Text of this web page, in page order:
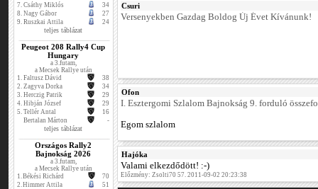
7. Csáthy Miklós
34
8. Nagy Gábor
27
9. Ruszkai Attila 24
teljes táblázat
Peugeot 208 Rally4 Cup
Hungary
a 3.futam,
a Mecsek Rallye után
1. Faltusz Dávid
38
2. Zagyva Dorka
34
3. Herczig Patrik
29
4. Hibján József
29
5. Tellér Antal
16
Bertalan Márton
-
teljes táblázat
Országos Rally2
Bajnokság 2026
a 3.futam,
a Mecsek Rallye után
1.Békési Richárd
70
2.Himmer Attila
51
Csuri
Versenyekben Gazdag Boldog Új Évet Kívánunk!
Ofon
I. Esztergomi Szlalom Bajnokság 9. forduló
Egom szlalom
Hajóka
Valami elkezdődött! :-)
Előzmény: Zsolti70 57. 2011-09-02 20:23:38